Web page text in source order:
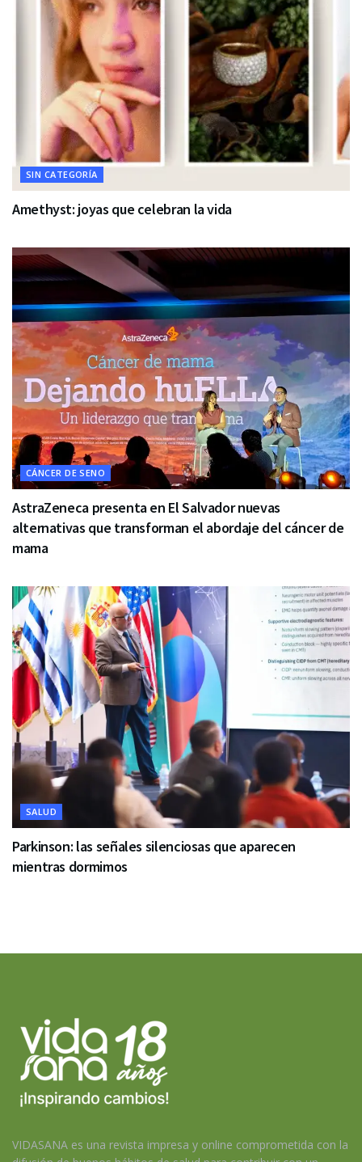
SIN CATEGORÍA
Amethyst: joyas que celebran la vida
CÁNCER DE SENO
AstraZeneca presenta en El Salvador nuevas
alternativas que transforman el abordaje del cáncer de
mama
SALUD
Parkinson: las señales silenciosas que aparecen
mientras dormimos
VIDASANA es una revista impresa y online comprometida con la